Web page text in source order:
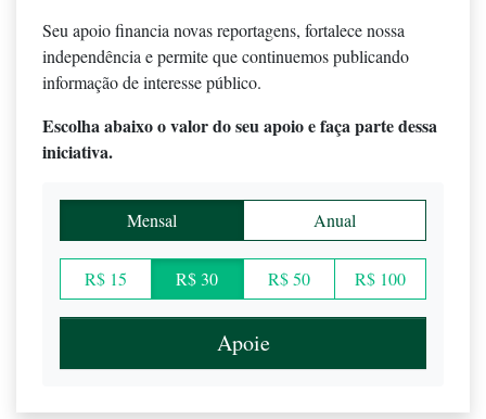
Seu apoio financia novas reportagens, fortalece nossa
independência e permite que continuemos publicando
informação de interesse público.
Escolha abaixo o valor do seu apoio e faça parte dessa
iniciativa.
Mensal Anual
R$ 15 R$ 30 R$ 50 R$ 100
Apoie